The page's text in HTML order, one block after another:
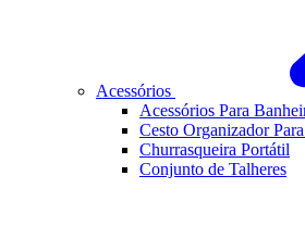
Acessórios
Acessórios Para
Cesto Organizador
Churrasqueira Portátil
Conjunto de Talheres